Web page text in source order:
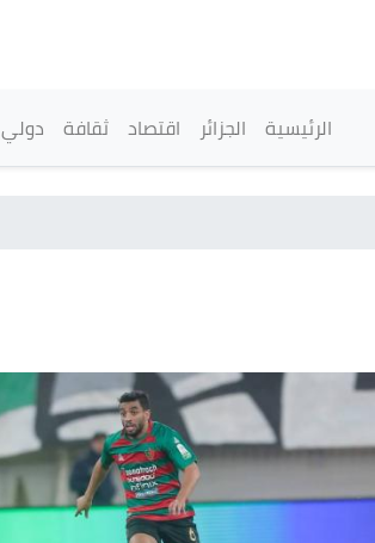
القائمة الرئيسية
الرئيسية الجزائر اقتصاد ثقافة دولي